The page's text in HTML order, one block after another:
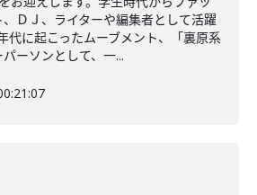
ＤＪ、ライターや編集者として活躍
代に起こったムーブメント、「裏原系
ーソンとして、一...